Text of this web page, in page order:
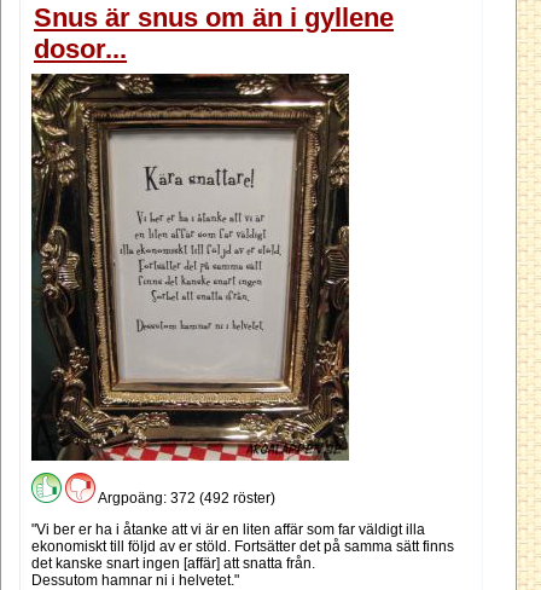
Snus är snus om än i gyllene
dosor...
Argpoäng: 372 (492 röster)
"Vi ber er ha i åtanke att vi är en liten affär som far väldigt illa
ekonomiskt till följd av er stöld. Fortsätter det på samma sätt finns
det kanske snart ingen [affär] att snatta från.
Dessutom hamnar ni i helvetet."